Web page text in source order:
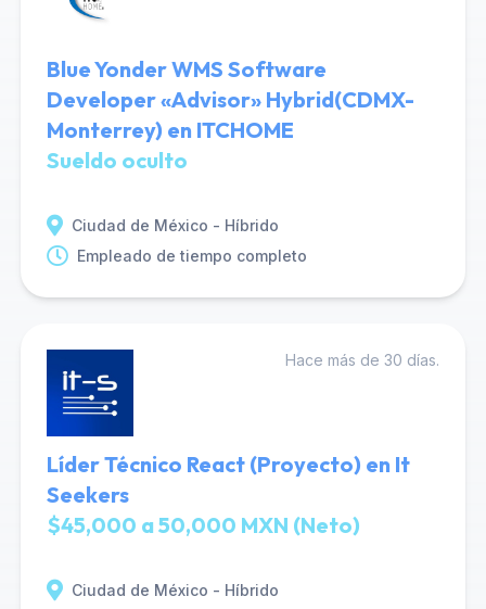
Blue Yonder WMS Software
Developer «Advisor» Hybrid(CDMX-
Monterrey) en ITCHOME
Sueldo oculto
Ciudad de México - Híbrido
Empleado de tiempo completo
Hace más de 30 días.
Líder Técnico React (Proyecto) en It
Seekers
$45,000 a 50,000 MXN (Neto)
Ciudad de México - Híbrido